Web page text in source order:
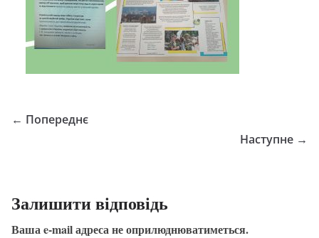
← Попереднє
Наступне →
Залишити відповідь
Ваша e-mail адреса не оприлюднюватиметься.